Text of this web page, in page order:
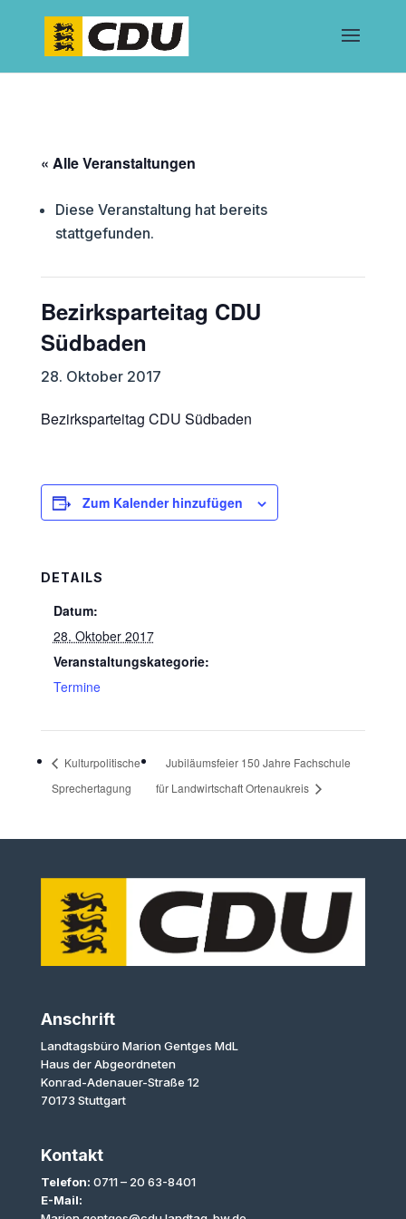
« Alle Veranstaltungen
Diese Veranstaltung hat bereits
stattgefunden.
Bezirksparteitag CDU
Südbaden
28. Oktober 2017
Bezirksparteitag CDU Südbaden
Zum Kalender hinzufügen
DETAILS
Datum:
28. Oktober 2017
Veranstaltungskategorie:
Termine
Kulturpolitische
Sprechertagung
Jubiläumsfeier 150 Jahre Fachschule
für Landwirtschaft Ortenaukreis
Anschrift
Landtagsbüro Marion Gentges MdL
Haus der Abgeordneten
Konrad-Adenauer-Straße 12
70173 Stuttgart
Kontakt
Telefon: 0711 – 20 63-8401
E-Mail: